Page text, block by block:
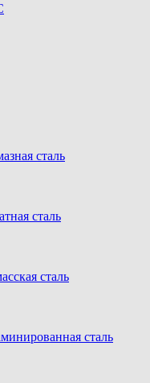
сталь
сталь
сталь
сталь